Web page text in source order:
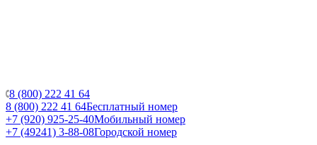
8 (800) 222 41 64
8 (800) 222 41 64Бесплатный номер
+7 (920) 925-25-40Мобильный номер
+7 (49241) 3-88-08Городской номер